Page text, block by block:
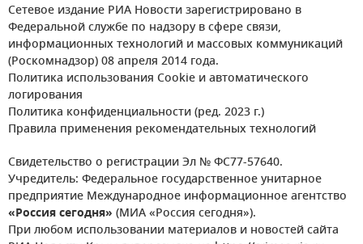
Сетевое издание РИА Новости зарегистрировано в
Федеральной службе по надзору в сфере связи,
информационных технологий и массовых коммуникаций
(Роскомнадзор) 08 апреля 2014 года.
Политика использования Cookie и автоматического
логирования
Политика конфиденциальности (ред. 2023 г.)
Правила применения рекомендательных технологий
Свидетельство о регистрации Эл № ФС77-57640.
Учредитель: Федеральное государственное унитарное
предприятие Международное информационное агентство
«Россия сегодня» (МИА «Россия сегодня»).
При любом использовании материалов и новостей сайта